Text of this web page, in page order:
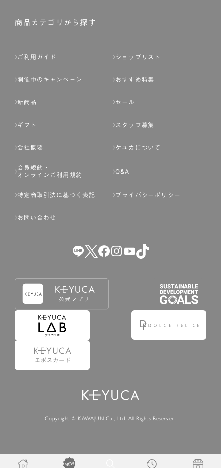
商品カテゴリから探す
ご利用ガイド ショップリスト
開催中のキャンペーン おすすめ特集
新商品 セール
ギフト スタッフ募集
会社概要 ケユカについて
会員規約・
オンラインご利用規約
Q&A
特定商取引法に基づく表記 プライバシーポリシー
お問い合わせ
Copyright © KAWAJUN Co., Ltd. All Rights Reserved.